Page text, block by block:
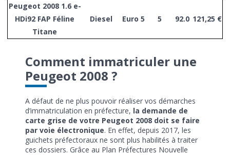
Peugeot 2008 1.6 e-
HDi92 FAP Féline
Titane
Diesel Euro 5 5 92.0 121,25 €
Comment immatriculer une
Peugeot 2008 ?
A défaut de ne plus pouvoir réaliser vos démarches
d’immatriculation en préfecture, la demande de
carte grise de votre Peugeot 2008 doit se faire
par voie électronique. En effet, depuis 2017, les
guichets préfectoraux ne sont plus habilités à traiter
ces dossiers. Grâce au Plan Préfectures Nouvelle